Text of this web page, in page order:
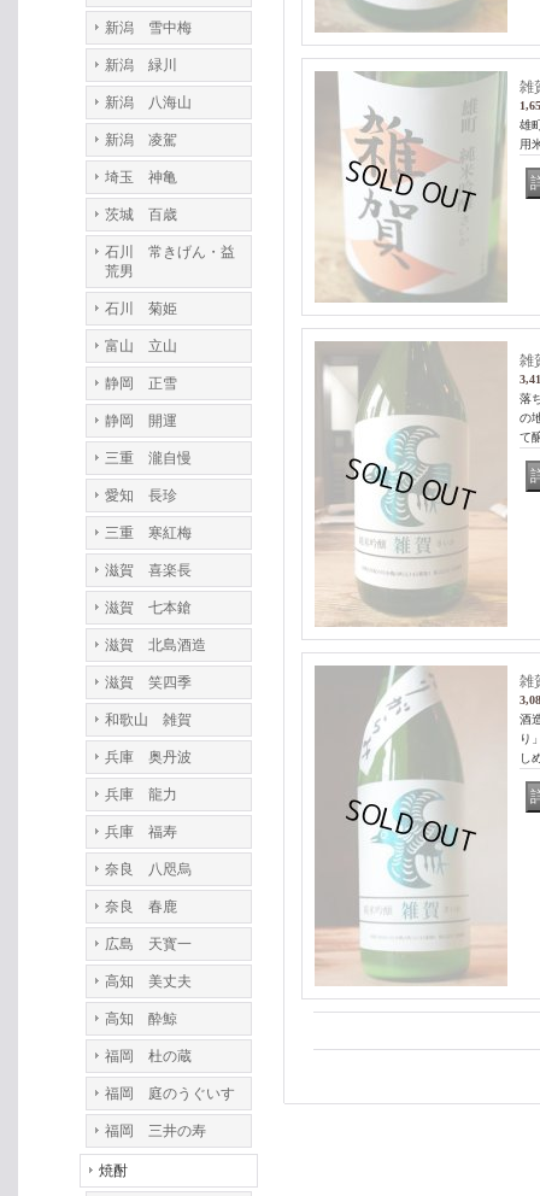
新潟 雪中梅
新潟 緑川
新潟 八海山
新潟 凌駕
埼玉 神亀
茨城 百歳
石川 常きげん・益
荒男
石川 菊姫
富山 立山
静岡 正雪
静岡 開運
三重 瀧自慢
愛知 長珍
三重 寒紅梅
滋賀 喜楽長
滋賀 七本鎗
滋賀 北島酒造
滋賀 笑四季
和歌山 雑賀
兵庫 奥丹波
兵庫 龍力
兵庫 福寿
奈良 八咫烏
奈良 春鹿
広島 天寳一
高知 美丈夫
高知 酔鯨
福岡 杜の蔵
福岡 庭のうぐいす
福岡 三井の寿
焼酎
雑
雄
用
雑
落
の
て
雑
酒
り
し